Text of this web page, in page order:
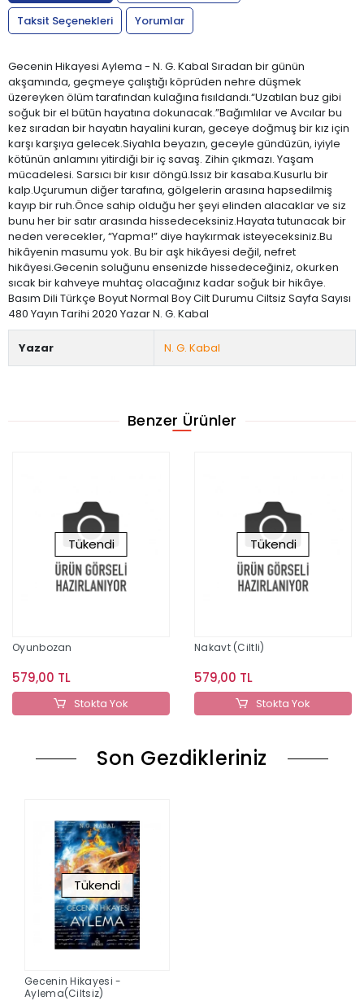
Taksit Seçenekleri
Yorumlar
Gecenin Hikayesi Aylema - N. G. Kabal Sıradan bir günün
akşamında, geçmeye çalıştığı köprüden nehre düşmek
üzereyken ölüm tarafından kulağına fısıldandı.“Uzatılan buz gibi
soğuk bir el bütün hayatına dokunacak.”Bağımlılar ve Avcılar bu
kez sıradan bir hayatın hayalini kuran, geceye doğmuş bir kız için
karşı karşıya gelecek.Siyahla beyazın, geceyle gündüzün, iyiyle
kötünün anlamını yitirdiği bir iç savaş. Zihin çıkmazı. Yaşam
mücadelesi. Sarsıcı bir kısır döngü.Issız bir kasaba.Kusurlu bir
kalp.Uçurumun diğer tarafına, gölgelerin arasına hapsedilmiş
kayıp bir ruh.Önce sahip olduğu her şeyi elinden alacaklar ve siz
bunu her bir satır arasında hissedeceksiniz.Hayata tutunacak bir
neden verecekler, “Yapma!” diye haykırmak isteyeceksiniz.Bu
hikâyenin masumu yok. Bu bir aşk hikâyesi değil, nefret
hikâyesi.Gecenin soluğunu ensenizde hissedeceğiniz, okurken
sıcak bir kahveye muhtaç olacağınız kadar soğuk bir hikâye.
Basım Dili Türkçe Boyut Normal Boy Cilt Durumu Ciltsiz Sayfa Sayısı
480 Yayın Tarihi 2020 Yazar N. G. Kabal
Yazar N. G. Kabal
Benzer Ürünler
Tükendi
Oyunbozan
579,00 TL
Stokta Yok
Tükendi
Nakavt (Ciltli)
579,00 TL
Stokta Yok
Son Gezdikleriniz
Tükendi
Gecenin Hikayesi -
Aylema(Ciltsiz)